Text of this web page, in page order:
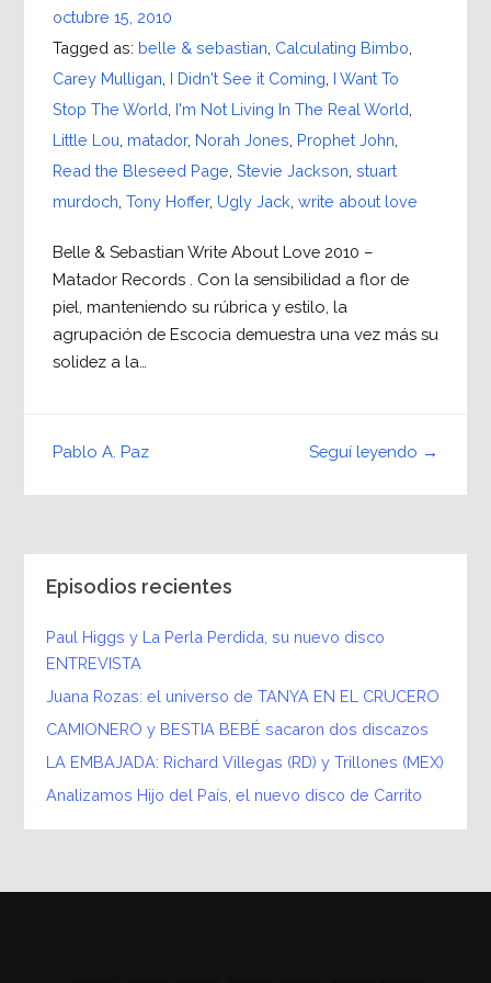
octubre 15, 2010
Tagged as: belle & sebastian Calculating Bimbo
Carey Mulligan I Didn't See it Coming I Want To
Stop The World I'm Not Living In The Real World
Little Lou matador, Norah Jones Prophet John
Read the Bleseed Page Stevie Jackson stuart
murdoch Tony Hoffer, Ugly Jack write about love
Belle & Sebastian Write About Love 2010 –
Matador Records . Con la sensibilidad a flor de
piel, manteniendo su rúbrica y estilo, la
agrupación de Escocia demuestra una vez más su
solidez a la…
Seguí leyendo →
Pablo A. Paz
Episodios recientes
Paul Higgs y La Perla Perdida, su nuevo disco
ENTREVISTA
Juana Rozas: el universo de TANYA EN EL CRUCERO
CAMIONERO y BESTIA BEBÉ sacaron dos discazos
LA EMBAJADA: Richard Villegas (RD) y Trillones (MEX)
Analizamos Hijo del País, el nuevo disco de Carrito